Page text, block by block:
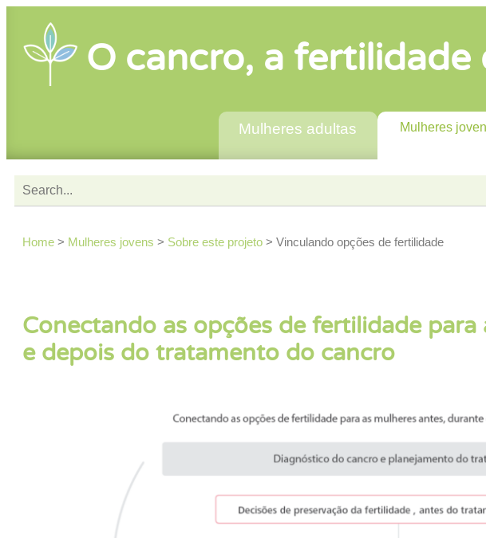
O cancro, a fertilidade
Mulheres adultas Mulheres
Home > Mulheres jovens > Sobre este projeto > Vinculando opções de fertilidade
Conectando as opções de fertilidade
e depois do tratamento do cancro